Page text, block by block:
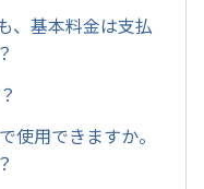
、基本料金は支払
使用できますか。